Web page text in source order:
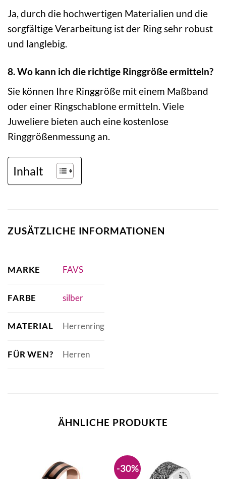
Ja, durch die hochwertigen Materialien und die
sorgfältige Verarbeitung ist der Ring sehr robust
und langlebig.
8. Wo kann ich die richtige Ringgröße ermitteln?
Sie können Ihre Ringgröße mit einem Maßband
oder einer Ringschablone ermitteln. Viele
Juweliere bieten auch eine kostenlose
Ringgrößenmessung an.
Inhalt
ZUSÄTZLICHE INFORMATIONEN
MARKE FAVS
FARBE silber
MATERIAL Herrenring
FÜR WEN? Herren
ÄHNLICHE PRODUKTE
-30%